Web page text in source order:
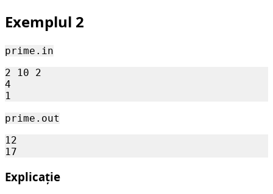
10
Exemplul 2
prime.in
2 10 2
4
prime.out
12
Explicație